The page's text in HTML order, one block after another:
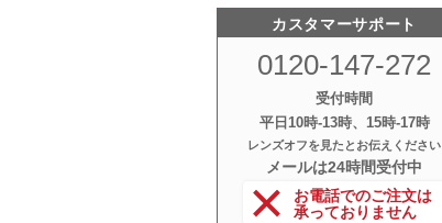
カスタマーサポート
0120-147-272
受付時間
平日10時‐13時、15時‐17時
レンズオフを見たとお伝えください
メールは24時間受付中
お電話でのご注文は
承っておりません